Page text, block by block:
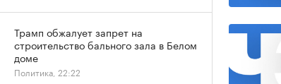
Трамп обжалует запрет на
строительство бального зала в Белом
доме
Политика, 22:22